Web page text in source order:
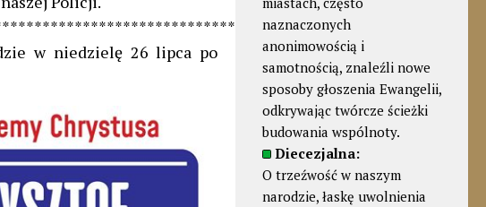
w niedzielę 26 lipca po
naznaczonych
anonimowością i
samotnością, znaleźli nowe
sposoby głoszenia Ewangelii,
odkrywając twórcze ścieżki
budowania wspólnoty.
Diecezjalna:
O trzeźwość w naszym
narodzie, łaskę uwolnienia